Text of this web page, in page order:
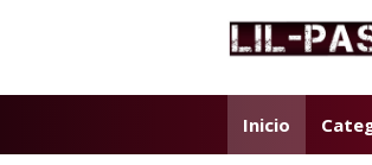
Inicio